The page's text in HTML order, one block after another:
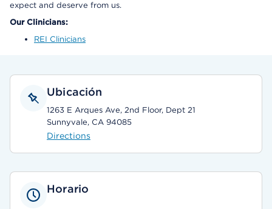
expect and deserve from us.
Our Clinicians:
REI Clinicians
Ubicación
1263 E Arques Ave, 2nd Floor, Dept 21
Sunnyvale, CA 94085
Directions
Horario